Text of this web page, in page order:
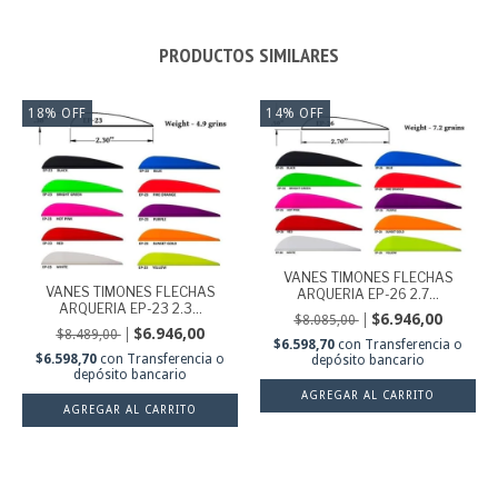
PRODUCTOS SIMILARES
18% OFF
VANES TIMONES FLECHAS
ARQUERIA EP-23 2.3...
$8.489,00 $6.946,00
$6.598,70 con Transferencia o
depósito bancario
AGREGAR AL CARRITO
14% OFF
VANES TIMONES FLECHAS
ARQUERIA EP-26 2.7...
$8.085,00 $6.946,00
$6.598,70 con Transferencia o
depósito bancario
AGREGAR AL CARRITO